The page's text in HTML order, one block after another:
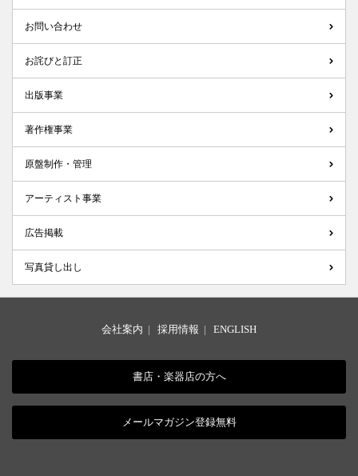
お問い合わせ
お詫びと訂正
出版事業
著作権事業
原盤制作・管理
アーティスト事業
広告掲載
写真貸し出し
会社案内 | 採用情報 | ENGLISH
書店・楽器店の方へ
メールマガジン登録無料